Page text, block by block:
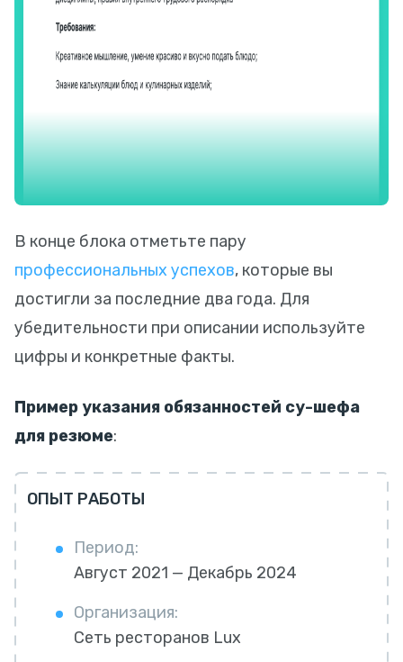
В конце блока отметьте пару
профессиональных успехов, которые вы
достигли за последние два года. Для
убедительности при описании используйте
цифры и конкретные факты.
Пример указания обязанностей су-шефа
для резюме:
ОПЫТ РАБОТЫ
Период:
Август 2021 — Декабрь 2024
Организация:
Сеть ресторанов Lux